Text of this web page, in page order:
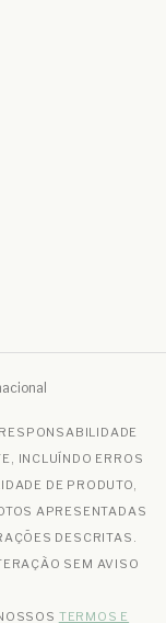
INCLUÍNDO ERROS
DE PRODUTO,
APRESENTADAS
DESCRITAS.
SEM AVISO
TERMOS E